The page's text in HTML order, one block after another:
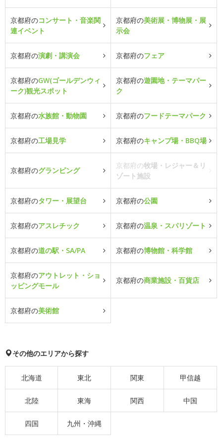
京都府のコンサート・音楽関
連イベント
京都府の美術展・博物展・展
示会
京都府の演劇・講演会 京都府のフェア
京都府のGW(ゴールデンウィ
ーク)観光スポット
京都府の遊園地・テーマパー
ク
京都府の水族館・動物園 京都府のフードテーマパーク
京都府の工場見学 京都府のキャンプ場・BBQ場
京都府のグランピング
京都府の牧場・レジャー＆リ
ゾート施設
京都府のタワー・展望台 京都府の公園
京都府のアスレチック 京都府の温泉・スパリゾート
京都府の道の駅・SA/PA 京都府の博物館・科学館
京都府のアウトレット・ショ
ッピングモール
京都府の商業施設・百貨店
京都府の美術館
その他のエリアから探す
北海道 東北 関東 甲信越
北陸 東海 関西 中国
四国 九州・沖縄